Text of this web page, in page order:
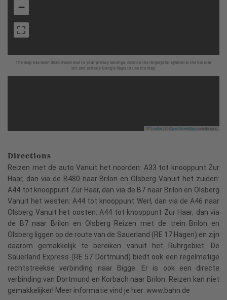
The map has been deactivated due to your privacy settings, click on the fingerprint symbol at the bottom
left and activate Google Maps to use the map.
−
Leaflet OpenStreetMapcontributors
Directions
Reizen met de auto Vanuit het noorden: A33 tot knooppunt Zur
Haar, dan via de B480 naar Brilon en Olsberg Vanuit het zuiden:
A44 tot knooppunt Zur Haar, dan via de B7 naar Brilon en Olsberg
Vanuit het westen: A44 tot knooppunt Werl, dan via de A46 naar
Olsberg Vanuit het oosten: A44 tot knooppunt Zur Haar, dan via
de B7 naar Brilon en Olsberg Reizen met de trein Brilon en
Olsberg liggen op de route van de Sauerland (RE 17 Hagen) en zijn
daarom gemakkelijk te bereiken vanuit het Ruhrgebiet. De
Sauerland Express (RE 57 Dortmund) biedt ook een regelmatige
rechtstreekse verbinding naar Bigge. Er is ook een directe
verbinding van Dortmund en Korbach naar Brilon. Reizen kan niet
gemakkelijker! Meer informatie vind je hier: www.bahn.de